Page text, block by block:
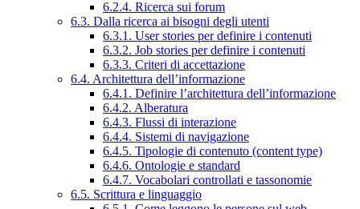
6.2.4. Ricerca sui forum
6.3. Dalla ricerca ai bisogni degli utenti
6.3.1. User stories per definire i contenuti
6.3.2. Job stories per definire i contenuti
6.3.3. Criteri di accettazione
6.4. Architettura dell’informazione
6.4.1. Definire l’architettura dell’informazione
6.4.2. Alberatura
6.4.3. Flussi di interazione
6.4.4. Sistemi di navigazione
6.4.5. Tipologie di contenuto (content type)
6.4.6. Ontologie e standard
6.4.7. Vocabolari controllati e tassonomie
6.5. Scrittura e linguaggio